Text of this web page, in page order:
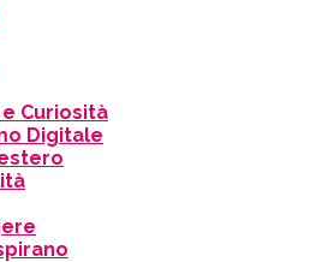
Curiosità
Digitale